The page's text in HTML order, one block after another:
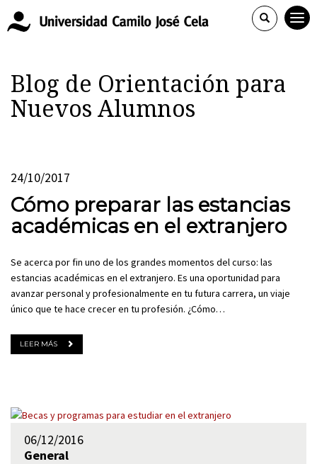
Blog de Orientación para
Nuevos Alumnos
24/10/2017
Cómo preparar las estancias
académicas en el extranjero
Se acerca por fin uno de los grandes momentos del curso: las
estancias académicas en el extranjero. Es una oportunidad para
avanzar personal y profesionalmente en tu futura carrera, un viaje
único que te hace crecer en tu profesión. ¿Cómo…
LEER MÁS
06/12/2016
General